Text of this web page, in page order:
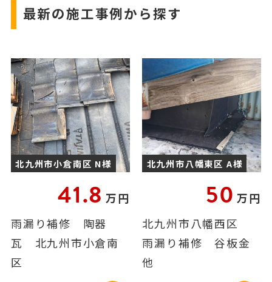
最新の施工事例から探す
北九州市小倉南区 N様
41.8 万円
雨漏り補修 陶器
瓦 北九州市小倉南
区
北九州市八幡東区 A様
50 万円
北九州市八幡西区
雨漏り補修 谷板金
他